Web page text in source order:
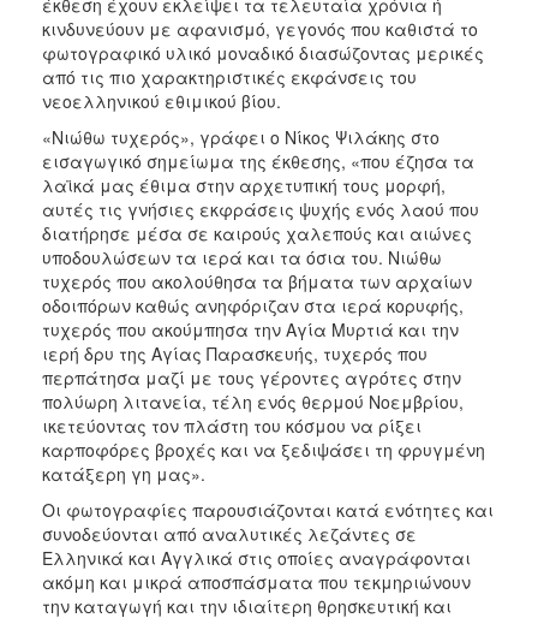
κινδυνεύουν με αφανισμό, γεγονός που καθιστά το
φωτογραφικό υλικό μοναδικό διασώζοντας μερικές
από τις πιο χαρακτηριστικές εκφάνσεις του
νεοελληνικού εθιμικού βίου.
«Νιώθω τυχερός», γράφει ο Νίκος Ψιλάκης στο
εισαγωγικό σημείωμα της έκθεσης, «που έζησα τα
λαϊκά μας έθιμα στην αρχετυπική τους μορφή,
αυτές τις γνήσιες εκφράσεις ψυχής ενός λαού που
διατήρησε μέσα σε καιρούς χαλεπούς και αιώνες
υποδουλώσεων τα ιερά και τα όσια του. Νιώθω
τυχερός που ακολούθησα τα βήματα των αρχαίων
οδοιπόρων καθώς ανηφόριζαν στα ιερά κορυφής,
τυχερός που ακούμπησα την Αγία Μυρτιά και την
ιερή δρυ της Αγίας Παρασκευής, τυχερός που
περπάτησα μαζί με τους γέροντες αγρότες στην
πολύωρη λιτανεία, τέλη ενός θερμού Νοεμβρίου,
ικετεύοντας τον πλάστη του κόσμου να ρίξει
καρποφόρες βροχές και να ξεδιψάσει τη φρυγμένη
κατάξερη γη μας».
Οι φωτογραφίες παρουσιάζονται κατά ενότητες και
συνοδεύονται από αναλυτικές λεζάντες σε
Ελληνικά και Αγγλικά στις οποίες αναγράφονται
ακόμη και μικρά αποσπάσματα που τεκμηριώνουν
την καταγωγή και την ιδιαίτερη θρησκευτική και